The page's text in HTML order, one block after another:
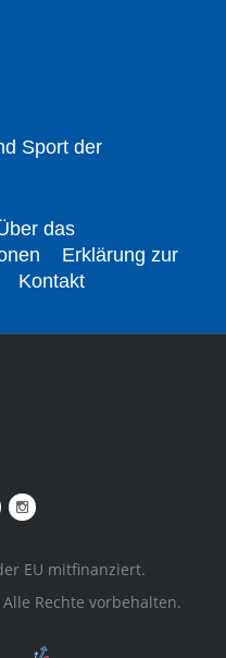
Sport der
das
Erklärung zur
Kontakt
EU mitfinanziert.
Rechte vorbehalten.